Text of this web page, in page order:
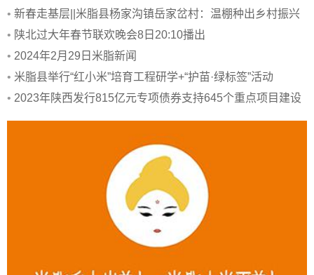
• 新春走基层||米脂县杨家沟镇岳家岔村：温棚种出乡村振兴
新希望
• 陕北过大年春节联欢晚会8日20:10播出
• 2024年2月29日米脂新闻
• 米脂县举行“红小米”培育工程研学+“护苗·绿标签”活动
• 2023年陕西发行815亿元专项债券支持645个重点项目建设